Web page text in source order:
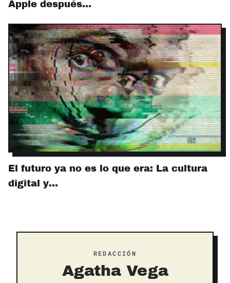
Apple después…
El futuro ya no es lo que era: La cultura
digital y…
REDACCIÓN
Agatha Vega